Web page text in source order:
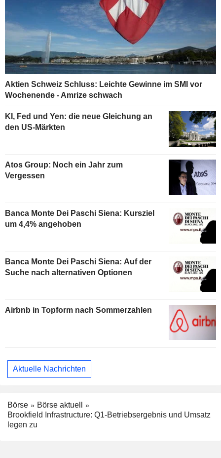
Aktien Schweiz Schluss: Leichte Gewinne im SMI vor
Wochenende - Amrize schwach
KI, Fed und Yen: die neue Gleichung an
den US-Märkten
Atos Group: Noch ein Jahr zum
Vergessen
Banca Monte Dei Paschi Siena: Kursziel
um 4,4% angehoben
Banca Monte Dei Paschi Siena: Auf der
Suche nach alternativen Optionen
Airbnb in Topform nach Sommerzahlen
Aktuelle Nachrichten
Börse
Börse aktuell
Brookfield Infrastructure: Q1-Betriebsergebnis und Umsatz
legen zu